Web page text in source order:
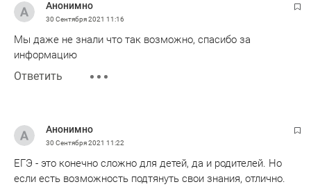
Анонимно
30 Сентября 2021 11:16
Мы даже не знали что так возможно, спасибо за
информацию
Ответить
Анонимно
30 Сентября 2021 11:22
ЕГЭ - это конечно сложно для детей, да и родителей. Но
если есть возможность подтянуть свои знания, отлично.